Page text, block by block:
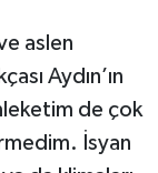
aslen
Aydın’ın
de çok
İsyan